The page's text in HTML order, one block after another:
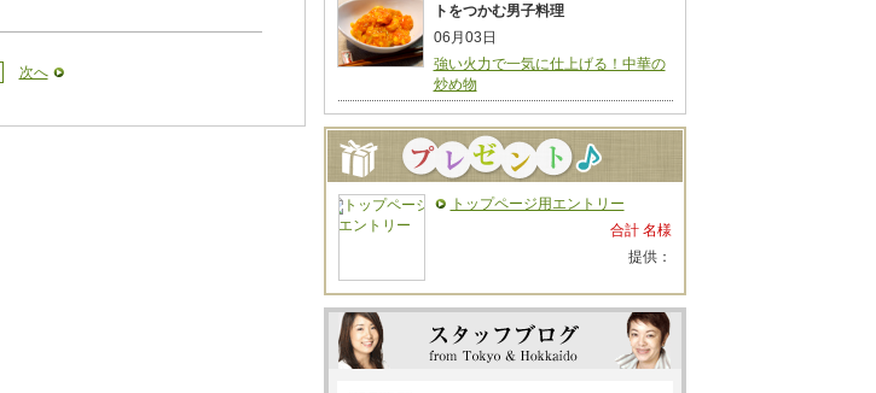
次へ
トをつかむ男子料理
06月03日
強い火力で一気に仕上げる！中華の
炒め物
トップページ用エントリー
合計 名様
提供：